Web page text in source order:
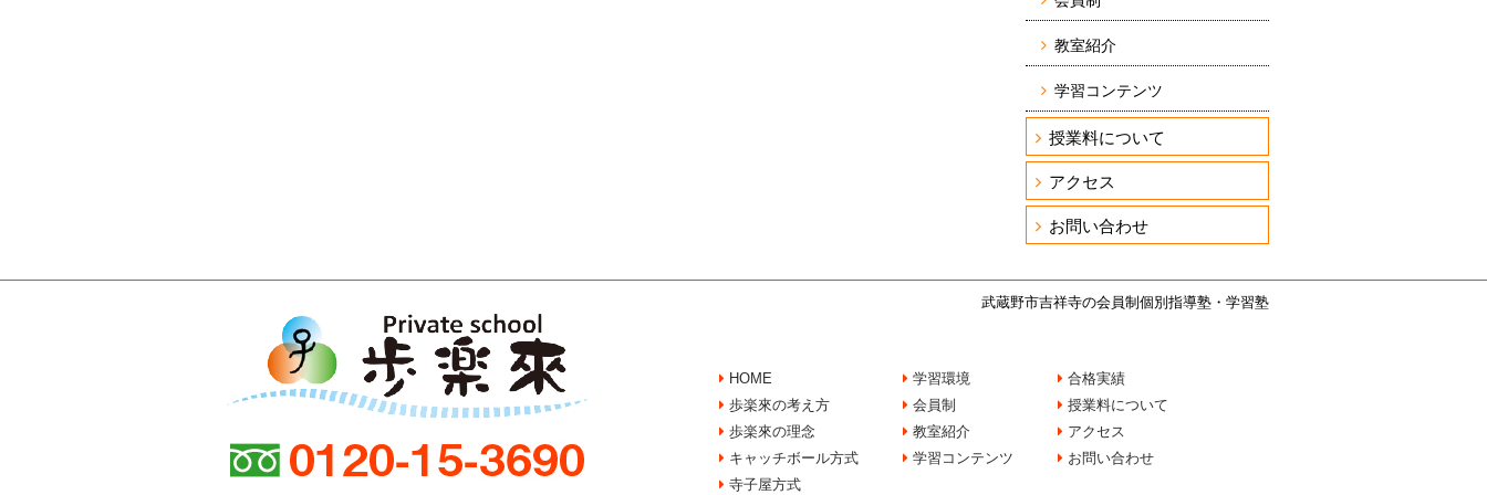
教室紹介
学習コンテンツ
授業料について
アクセス
お問い合わせ
武蔵野市吉祥寺の会員制個別指導塾・学習塾
HOME
歩楽來の考え方
歩楽來の理念
キャッチボール方式
寺子屋方式
学習環境
会員制
教室紹介
学習コンテンツ
合格実績
授業料について
アクセス
お問い合わせ